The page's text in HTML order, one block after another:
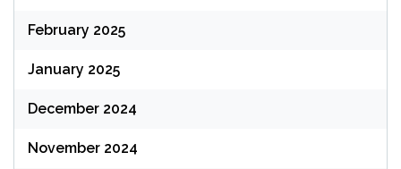
February 2025
January 2025
December 2024
November 2024